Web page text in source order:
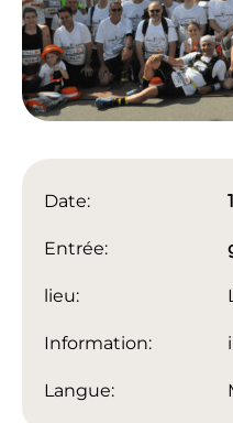
Date:
Entrée:
lieu:
Information:
Langue: